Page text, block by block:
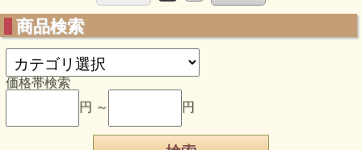
商品検索
価格帯検索
円 ～
円